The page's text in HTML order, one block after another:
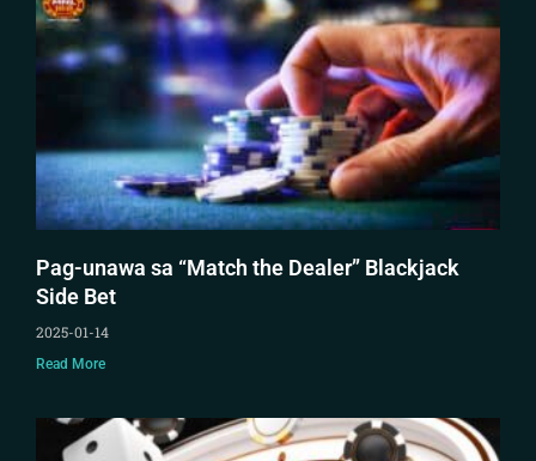
Pag-unawa sa “Match the Dealer” Blackjack
Side Bet
2025-01-14
Read More